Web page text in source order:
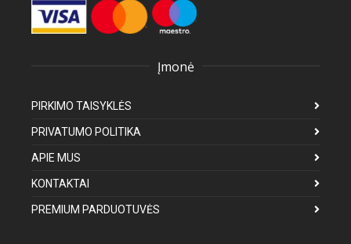
Įmonė
PIRKIMO TAISYKLĖS
PRIVATUMO POLITIKA
APIE MUS
KONTAKTAI
PREMIUM PARDUOTUVĖS